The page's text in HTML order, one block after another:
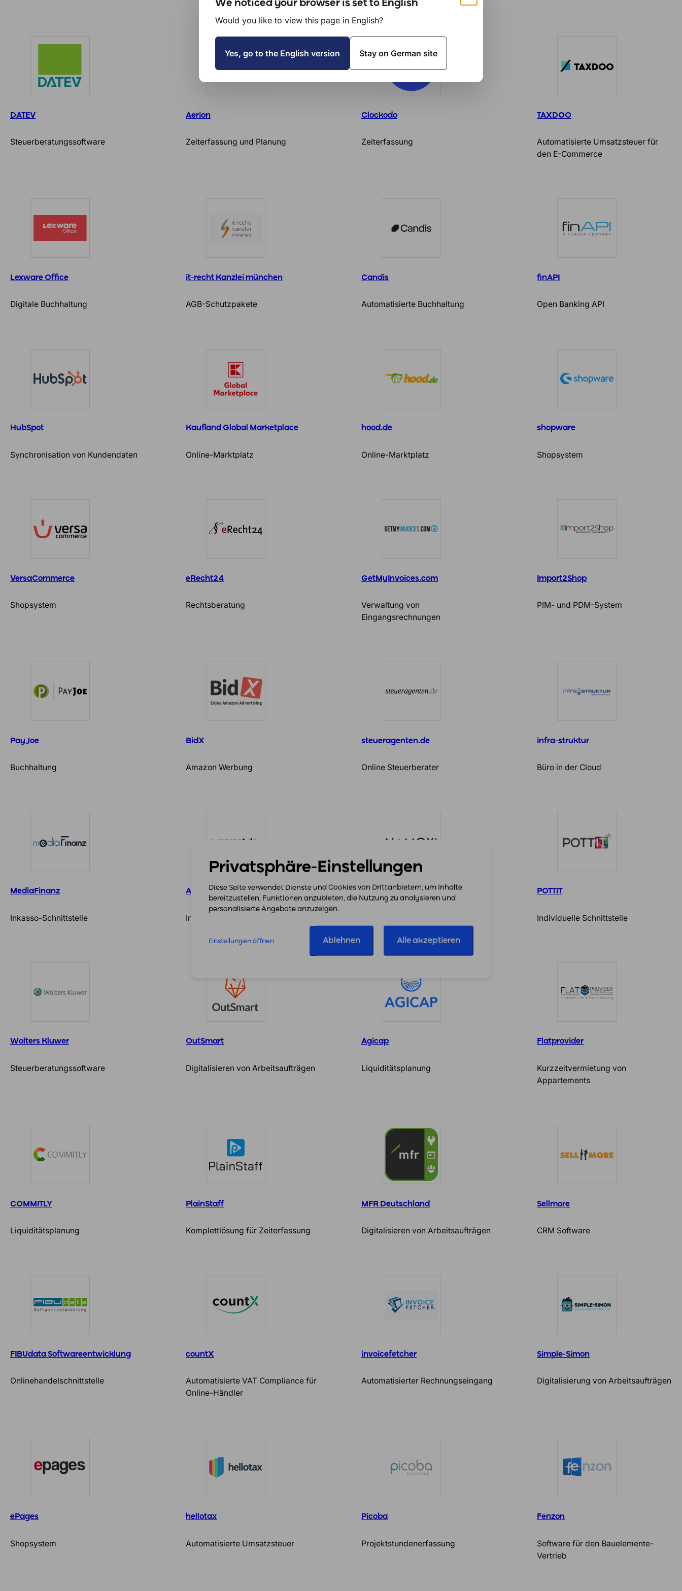
DATEV
Steuerberatungssoftware
Aerion
Zeiterfassung und Planung
Clockodo
Zeiterfassung
TAXDOO
Automatisierte Umsatzsteuer für
den E-Commerce
Lexware Office
Digitale Buchhaltung
it-recht Kanzlei münchen
AGB-Schutzpakete
Candis
Automatisierte Buchhaltung
finAPI
Open Banking API
HubSpot
Synchronisation von Kundendaten
Kaufland Global Marketplace
Online-Marktplatz
hood.de
Online-Marktplatz
shopware
Shopsystem
VersaCommerce
Shopsystem
eRecht24
Rechtsberatung
GetMyInvoices.com
Verwaltung von
Eingangsrechnungen
Import2Shop
PIM- und PDM-System
PayJoe
Buchhaltung
BidX
Amazon Werbung
steueragenten.de
Online Steuerberater
infra-struktur
Büro in der Cloud
MediaFinanz
Inkasso-Schnittstelle
AdVernet
Individuelle Schnittstelle
Namox POTTIT
Individuelle Schnittstelle
Wolters Kluwer
Steuerberatungssoftware
OutSmart
Digitalisieren von Arbeitsaufträgen
Agicap
Liquiditätsplanung
Flatprovider
Kurzzeitvermietung von
Appartements
COMMITLY
Liquiditätsplanung
PlainStaff
Komplettlösung für Zeiterfassung
MFR Deutschland
Digitalisieren von Arbeitsaufträgen
Sellmore
CRM Software
FIBUdata Softwareentwicklung
Onlinehandelschnittstelle
countX
Automatisierte VAT Compliance für
Online-Händler
invoicefetcher
Automatisierter Rechnungseingang
Simple-Simon
Digitalisierung von Arbeitsaufträgen
ePages
Shopsystem
hellotax
Automatisierte Umsatzsteuer
Picoba
Projektstundenerfassung
Fenzon
Software für den Bauelemente-
Vertrieb
We noticed your browser is set to English
Would you like to view this page in English?
Yes, go to the English version Stay on German site
Privatsphäre-Einstellungen
Diese Seite verwendet Dienste und Cookies von Drittanbietern, um Inhalte
bereitzustellen, Funktionen anzubieten, die Nutzung zu analysieren und
personalisierte Angebote anzuzeigen.
Einstellungen öffnen Ablehnen Alle akzeptieren